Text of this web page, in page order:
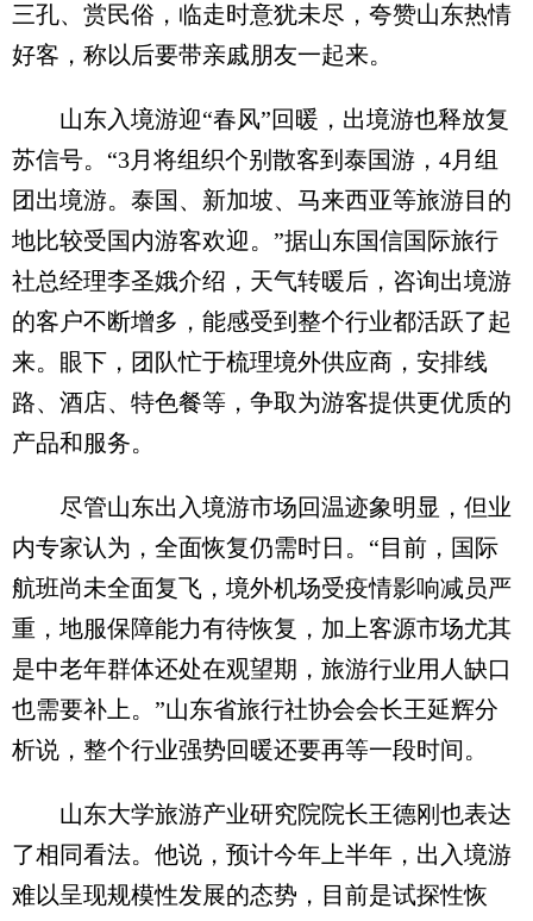
三孔、赏民俗，临走时意犹未尽，夸赞山东热情
好客，称以后要带亲戚朋友一起来。
山东入境游迎“春风”回暖，出境游也释放复
苏信号。“3月将组织个别散客到泰国游，4月组
团出境游。泰国、新加坡、马来西亚等旅游目的
地比较受国内游客欢迎。”据山东国信国际旅行
社总经理李圣娥介绍，天气转暖后，咨询出境游
的客户不断增多，能感受到整个行业都活跃了起
来。眼下，团队忙于梳理境外供应商，安排线
路、酒店、特色餐等，争取为游客提供更优质的
产品和服务。
尽管山东出入境游市场回温迹象明显，但业
内专家认为，全面恢复仍需时日。“目前，国际
航班尚未全面复飞，境外机场受疫情影响减员严
重，地服保障能力有待恢复，加上客源市场尤其
是中老年群体还处在观望期，旅游行业用人缺口
也需要补上。”山东省旅行社协会会长王延辉分
析说，整个行业强势回暖还要再等一段时间。
山东大学旅游产业研究院院长王德刚也表达
了相同看法。他说，预计今年上半年，出入境游
难以呈现规模性发展的态势，目前是试探性恢